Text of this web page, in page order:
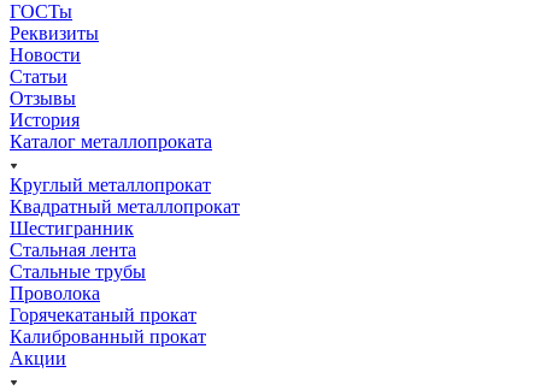
ГОСТы
Реквизиты
Новости
Статьи
Отзывы
История
Каталог металлопроката
Круглый металлопрокат
Квадратный металлопрокат
Шестигранник
Стальная лента
Стальные трубы
Проволока
Горячекатаный прокат
Калиброванный прокат
Акции